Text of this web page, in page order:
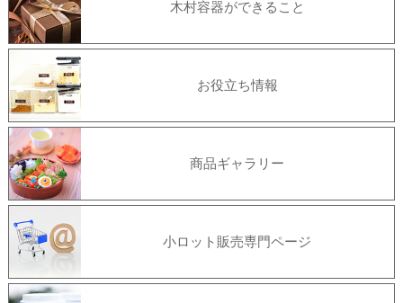
木村容器ができること
お役立ち情報
商品ギャラリー
小ロット販売専門ページ